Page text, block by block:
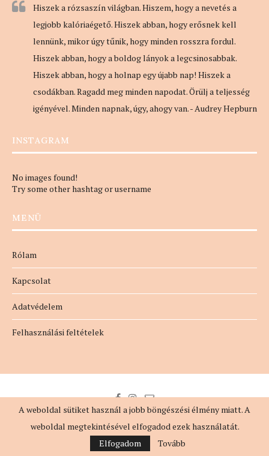
Hiszek a rózsaszín világban. Hiszem, hogy a nevetés a
legjobb kalóriaégető. Hiszek abban, hogy erősnek kell
lennünk, mikor úgy tűnik, hogy minden rosszra fordul.
Hiszek abban, hogy a boldog lányok a legcsinosabbak.
Hiszek abban, hogy a holnap egy újabb nap! Hiszek a
csodákban. Ragadd meg minden napodat. Örülj a teljesség
igényével. Minden napnak, úgy, ahogy van. - Audrey Hepburn
INSTAGRAM
No images found!
Try some other hashtag or username
MENÜ
Rólam
Kapcsolat
Adatvédelem
Felhasználási feltételek
@2018 - MindennapiNő. All Right Reserved. Designed by
A weboldal sütiket használ a jobb böngészési élmény miatt. A
weboldal megtekintésével elfogadod ezek használatát.
Elfogadom
Tovább